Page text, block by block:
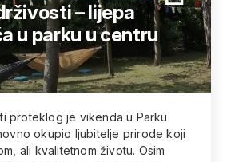
– lijepa
u parku u centru
proteklog je vikenda u Parku
okupio ljubitelje prirode koji
ali kvalitetnom životu. Osim